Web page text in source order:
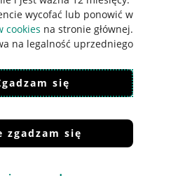
wycofać lub ponowić w
cookies na stronie głównej.
na legalność uprzedniego
ochrony prywatności
się
zgadzam się
akceptacjęregulaminu